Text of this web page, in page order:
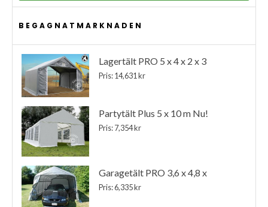
BEGAGNATMARKNADEN
Lagertält PRO 5 x 4 x 2 x 3
Pris: 14,631 kr
Partytält Plus 5 x 10 m Nu!
Pris: 7,354 kr
Garagetält PRO 3,6 x 4,8 x
Pris: 6,335 kr